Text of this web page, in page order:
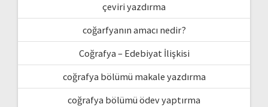
çeviri yazdırma
coğarfyanın amacı nedir?
Coğrafya – Edebiyat İlişkisi
coğrafya bölümü makale yazdırma
coğrafya bölümü ödev yaptırma